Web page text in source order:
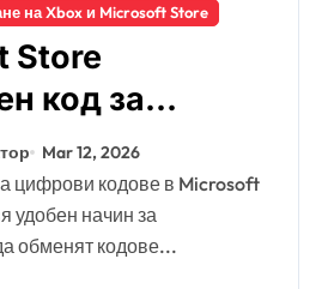
на Xbox и Microsoft Store
Store
код за
за
Споделяне
Регионална
Mar 12, 2026
удобен начин за
обменят кодове...